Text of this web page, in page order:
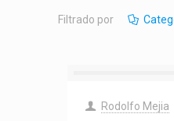
Filtrado por
Rodolfo Mejia